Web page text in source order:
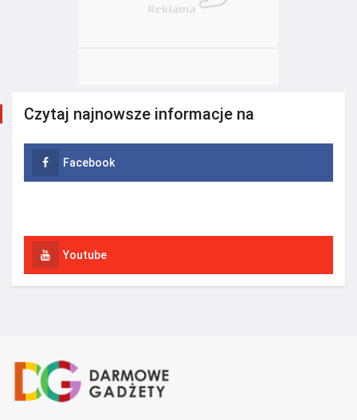
Czytaj najnowsze informacje na
Facebook
Youtube